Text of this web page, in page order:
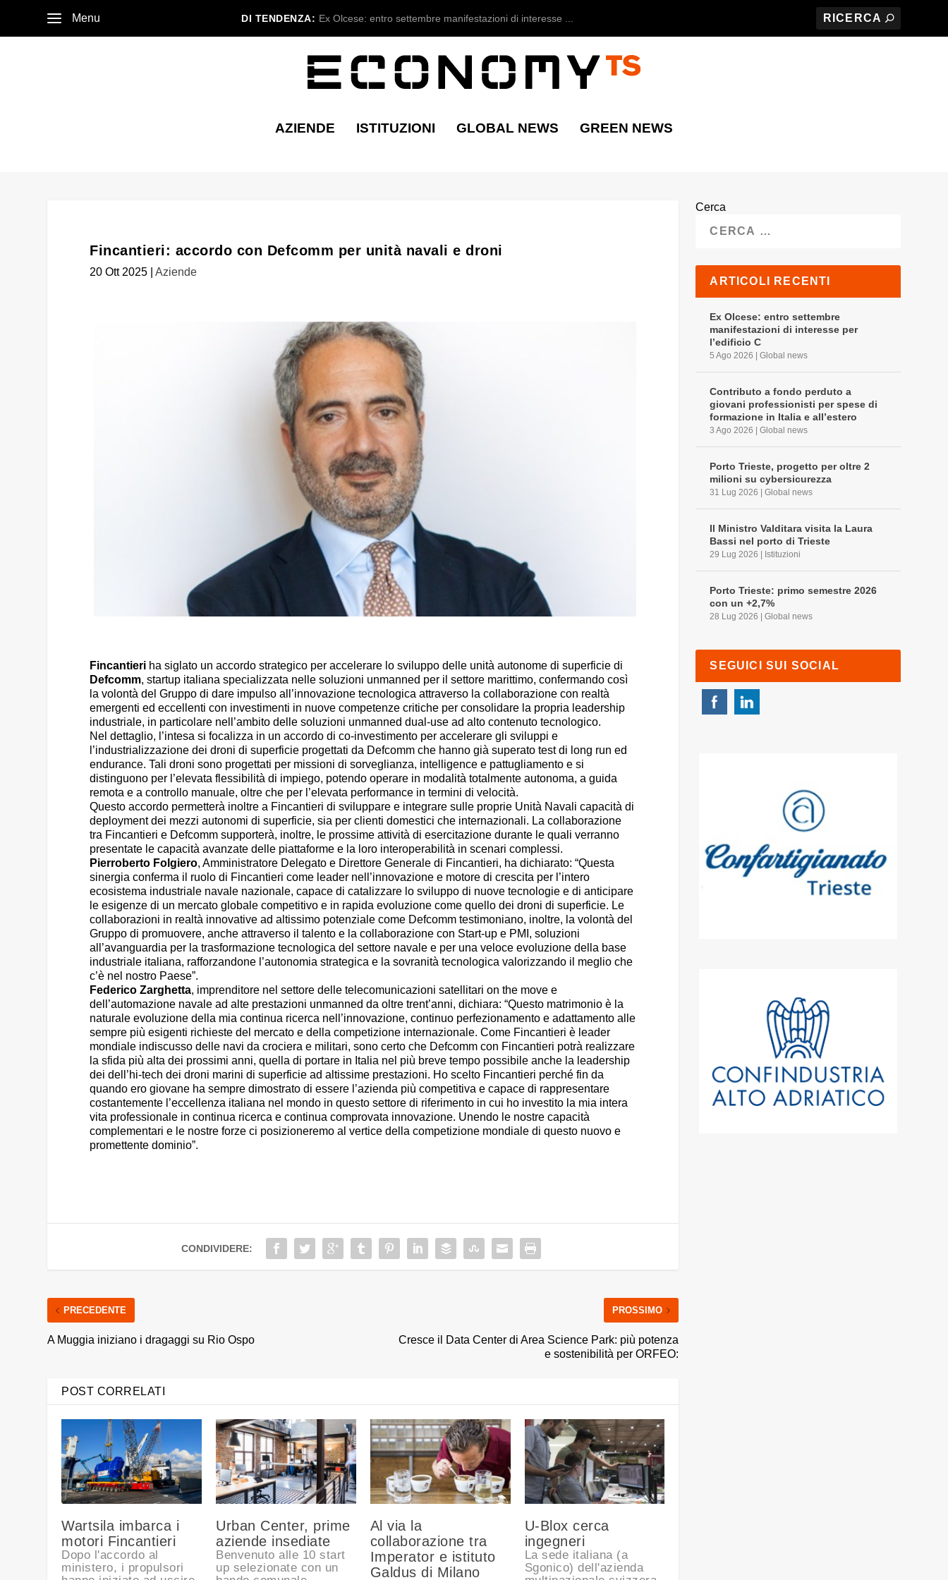
Menu DI TENDENZA: Ex Olcese: entro settembre manifestazioni di interesse ...
AZIENDE ISTITUZIONI GLOBAL NEWS GREEN NEWS
Fincantieri: accordo con Defcomm per unità navali e droni
20 Ott 2025 |Aziende
Fincantieri ha siglato un accordo strategico per accelerare lo sviluppo delle unità autonome di superficie di
Defcomm, startup italiana specializzata nelle soluzioni unmanned per il settore marittimo, confermando così
la volontà del Gruppo di dare impulso all’innovazione tecnologica attraverso la collaborazione con realtà
emergenti ed eccellenti con investimenti in nuove competenze critiche per consolidare la propria leadership
industriale, in particolare nell’ambito delle soluzioni unmanned dual-use ad alto contenuto tecnologico.
Nel dettaglio, l’intesa si focalizza in un accordo di co-investimento per accelerare gli sviluppi e
l’industrializzazione dei droni di superficie progettati da Defcomm che hanno già superato test di long run ed
endurance. Tali droni sono progettati per missioni di sorveglianza, intelligence e pattugliamento e si
distinguono per l’elevata flessibilità di impiego, potendo operare in modalità totalmente autonoma, a guida
remota e a controllo manuale, oltre che per l’elevata performance in termini di velocità.
Questo accordo permetterà inoltre a Fincantieri di sviluppare e integrare sulle proprie Unità Navali capacità di
deployment dei mezzi autonomi di superficie, sia per clienti domestici che internazionali. La collaborazione
tra Fincantieri e Defcomm supporterà, inoltre, le prossime attività di esercitazione durante le quali verranno
presentate le capacità avanzate delle piattaforme e la loro interoperabilità in scenari complessi.
Pierroberto Folgiero, Amministratore Delegato e Direttore Generale di Fincantieri, ha dichiarato: “Questa
sinergia conferma il ruolo di Fincantieri come leader nell’innovazione e motore di crescita per l’intero
ecosistema industriale navale nazionale, capace di catalizzare lo sviluppo di nuove tecnologie e di anticipare
le esigenze di un mercato globale competitivo e in rapida evoluzione come quello dei droni di superficie. Le
collaborazioni in realtà innovative ad altissimo potenziale come Defcomm testimoniano, inoltre, la volontà del
Gruppo di promuovere, anche attraverso il talento e la collaborazione con Start-up e PMI, soluzioni
all’avanguardia per la trasformazione tecnologica del settore navale e per una veloce evoluzione della base
industriale italiana, rafforzandone l’autonomia strategica e la sovranità tecnologica valorizzando il meglio che
c’è nel nostro Paese”.
Federico Zarghetta, imprenditore nel settore delle telecomunicazioni satellitari on the move e
dell’automazione navale ad alte prestazioni unmanned da oltre trent’anni, dichiara: “Questo matrimonio è la
naturale evoluzione della mia continua ricerca nell’innovazione, continuo perfezionamento e adattamento alle
sempre più esigenti richieste del mercato e della competizione internazionale. Come Fincantieri è leader
mondiale indiscusso delle navi da crociera e militari, sono certo che Defcomm con Fincantieri potrà realizzare
la sfida più alta dei prossimi anni, quella di portare in Italia nel più breve tempo possibile anche la leadership
dei dell’hi-tech dei droni marini di superficie ad altissime prestazioni. Ho scelto Fincantieri perché fin da
quando ero giovane ha sempre dimostrato di essere l’azienda più competitiva e capace di rappresentare
costantemente l’eccellenza italiana nel mondo in questo settore di riferimento in cui ho investito la mia intera
vita professionale in continua ricerca e continua comprovata innovazione. Unendo le nostre capacità
complementari e le nostre forze ci posizioneremo al vertice della competizione mondiale di questo nuovo e
promettente dominio”.
CONDIVIDERE:
PRECEDENTE
A Muggia iniziano i dragaggi su Rio Ospo
PROSSIMO
Cresce il Data Center di Area Science Park: più potenza
e sostenibilità per ORFEO:
POST CORRELATI
Wartsila imbarca i
motori Fincantieri
Dopo l'accordo al
ministero, i propulsori
Urban Center, prime
aziende insediate
Benvenuto alle 10 start
up selezionate con un
Al via la
collaborazione tra
Imperator e istituto
Galdus di Milano
U-Blox cerca
ingegneri
La sede italiana (a
Sgonico) dell'azienda
Cerca
ARTICOLI RECENTI
Ex Olcese: entro settembre
manifestazioni di interesse per
l’edificio C
5 Ago 2026 |Global news
Contributo a fondo perduto a
giovani professionisti per spese di
formazione in Italia e all’estero
3 Ago 2026 |Global news
Porto Trieste, progetto per oltre 2
milioni su cybersicurezza
31 Lug 2026 |Global news
Il Ministro Valditara visita la Laura
Bassi nel porto di Trieste
29 Lug 2026 Istituzioni
Porto Trieste: primo semestre 2026
con un +2,7%
28 Lug 2026 |Global news
SEGUICI SUI SOCIAL